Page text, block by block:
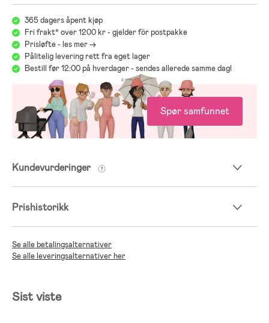
365 dagers åpent kjøp
Fri frakt* over 1200 kr - gjelder för postpakke
Prisløfte - les mer ->
Pålitelig levering rett fra eget lager
Bestill før 12:00 på hverdager - sendes allerede samme dag!
Spør samfunnet
Kundevurderinger
Prishistorikk
Se alle betalingsalternativer
Se alle leveringsalternativer her
Sist viste